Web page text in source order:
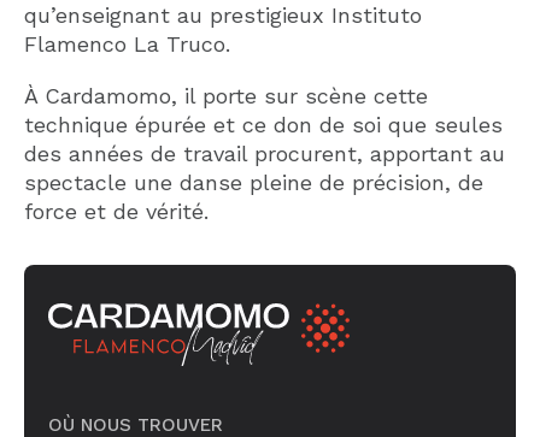
qu’enseignant au prestigieux Instituto
Flamenco La Truco.
À Cardamomo, il porte sur scène cette
technique épurée et ce don de soi que seules
des années de travail procurent, apportant au
spectacle une danse pleine de précision, de
force et de vérité.
OÙ NOUS TROUVER